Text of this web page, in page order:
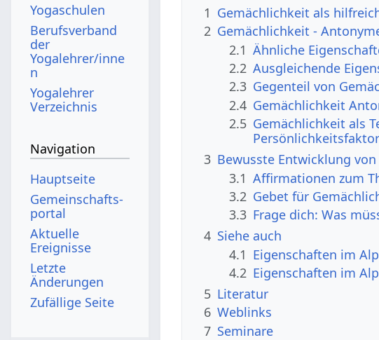
1 Gemächlichkeit als
2 Gemächlichkeit -
2.1 Ähnliche
2.2 Ausgleichende
2.3 Gegenteil von
2.4 Gemächlichkeit
2.5 Gemächlichkeit als
3 Bewusste Entwicklung
3.1 Affirmationen zum
3.2 Gebet für
3.3 Frage dich: Was
4 Siehe auch
4.1 Eigenschaften im
4.2 Eigenschaften im
5 Literatur
6 Weblinks
7 Seminare
Yogaschulen
Berufsverband
der
Yogalehrer/inne
n
Yogalehrer
Verzeichnis
Navigation
Hauptseite
Gemeinschafts­
portal
Aktuelle
Ereignisse
Letzte
Änderungen
Zufällige Seite